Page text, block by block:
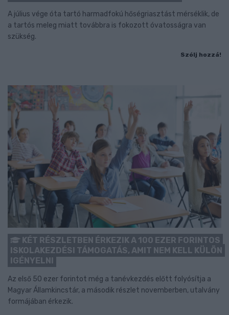
A július vége óta tartó harmadfokú hőségriasztást mérséklik, de
a tartós meleg miatt továbbra is fokozott óvatosságra van
szükség.
Szólj hozzá!
KÉT RÉSZLETBEN ÉRKEZIK A 100 EZER FORINTOS
ISKOLAKEZDÉSI TÁMOGATÁS, AMIT NEM KELL KÜLÖN
IGÉNYELNI
Az első 50 ezer forintot még a tanévkezdés előtt folyósítja a
Magyar Államkincstár, a második részlet novemberben, utalvány
formájában érkezik.